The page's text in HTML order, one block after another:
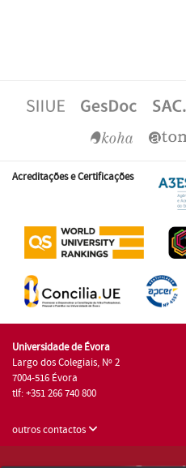
Acreditações e Certificações
Universidade de Évora
Largo dos Colegiais, Nº 2
7004-516 Évora
tlf: +351 266 740 800
outros contactos